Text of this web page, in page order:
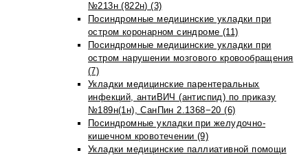
№213н (822н) (3)
Посиндромные медицинские укладки при
остром коронарном синдроме (11)
Посиндромные медицинские укладки при
остром нарушении мозгового кровообращения
(7)
Укладки медицинские парентеральных
инфекций, антиВИЧ (антиспид) по приказу
№189н(1н), СанПин 2.1368−20 (6)
Посиндромные укладки при желудочно-
кишечном кровотечении (9)
Укладки медицинские паллиативной помощи